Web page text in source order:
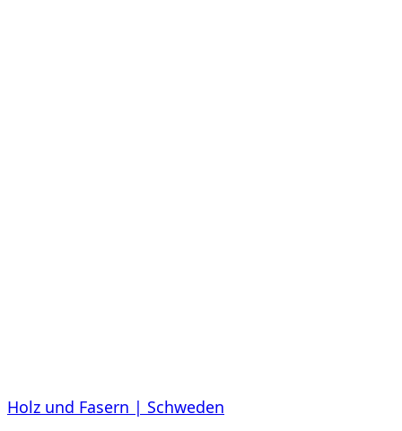
Holz und Fasern | Schweden